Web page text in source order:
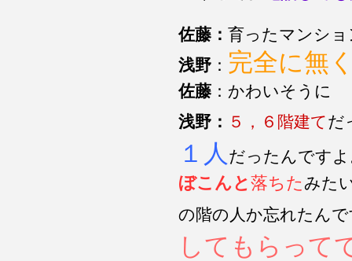
佐藤： 育ったマンシ
浅野 ： 完全に無
佐藤 ：かわいそうに
浅野： ５，６階建てだ
１人 だったんです
ぼこんと落ちた みた
の階の人か忘れたん
してもらって